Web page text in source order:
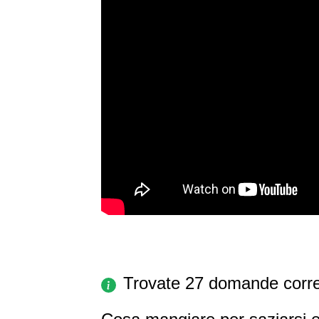
Trovate 27 domande